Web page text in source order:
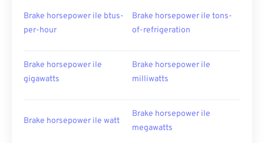
Brake horsepower ile btus-
per-hour
Brake horsepower ile tons-
of-refrigeration
Brake horsepower ile
gigawatts
Brake horsepower ile
milliwatts
Brake horsepower ile watt
Brake horsepower ile
megawatts